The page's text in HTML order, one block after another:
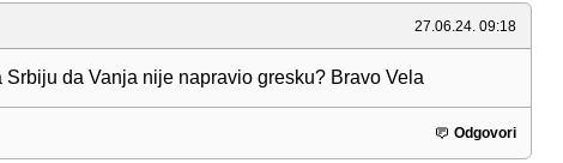
27.06.24. 09:18
da Vanja nije napravio gresku? Bravo Vela
Odgovori